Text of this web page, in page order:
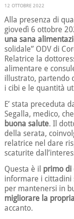
12 OTTOBRE 2022
Alla presenza di
giovedì 6 ottobre
una sana
solidale” ODV di
Relatrice la
alimentare e
illustrato, partendo
i cibi e le quantità
E’ stata preceduta
Segalla, medico,
buona salute. Il
della serata,
relatrice nel dare
scaturite
Questa è il primo di
informare i cittadini
per mantenersi in
migliorare la
accanto.